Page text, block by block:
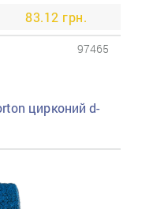
83.12 грн.
97465
цирконий d-